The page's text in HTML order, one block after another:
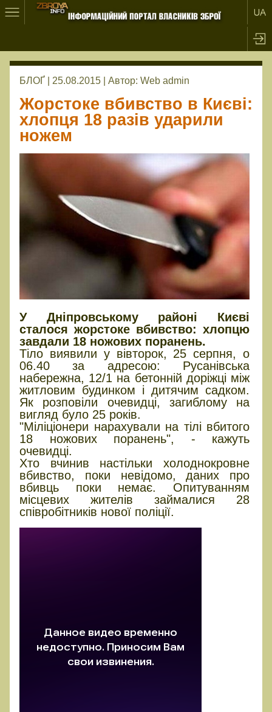
БЛОҐ | 25.08.2015 | Автор: Web admin
Жорстоке вбивство в Києві:
хлопця 18 разів ударили
ножем
У Дніпровському районі Києві
сталося жорстоке вбивство: хлопцю
завдали 18 ножових поранень.
Тіло виявили у вівторок, 25 серпня, о
06.40 за адресою: Русанівська
набережна, 12/1 на бетонній доріжці між
житловим будинком і дитячим садком.
Як розповіли очевидці, загиблому на
вигляд було 25 років.
"Міліціонери нарахували на тілі вбитого
18 ножових поранень", - кажуть
очевидці.
Хто вчинив настільки холоднокровне
вбивство, поки невідомо, даних про
вбивць поки немає. Опитуванням
місцевих жителів займалися 28
співробітників нової поліції.